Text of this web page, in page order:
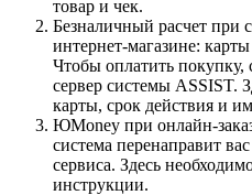
товар и чек.
Безналичный расчет при
интернет-магазине:
Чтобы оплатить покупку,
сервер системы ASSIST.
карты, срок действия и
ЮMoney при онлайн-
система перенаправит
сервиса. Здесь
инструкции.